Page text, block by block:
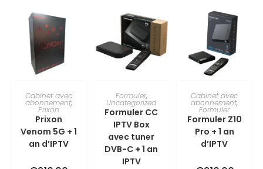
TOEVOEGEN AAN
WINKELWAGEN
Cabinet avec
abonnement,
Prixon
Prixon
Venom 5G + 1
an d’IPTV
TOEVOEGEN AAN
WINKELWAGEN
Formuler,
Uncategorized
Formuler CC
IPTV Box
avec tuner
DVB-C + 1 an
IPTV
TOEVOEGEN AAN
WINKELWAGEN
Cabinet avec
abonnement,
Formuler
Formuler Z10
Pro + 1 an
d’IPTV